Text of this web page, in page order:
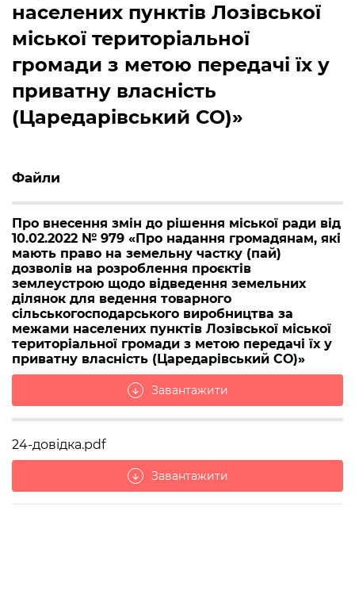
населених пунктів Лозівської
міської територіальної
громади з метою передачі їх у
приватну власність
(Царедарівський СО)»
Файли
Про внесення змін до рішення міської ради від
10.02.2022 № 979 «Про надання громадянам, які
мають право на земельну частку (пай)
дозволів на розроблення проєктів
землеустрою щодо відведення земельних
ділянок для ведення товарного
сільськогосподарського виробництва за
межами населених пунктів Лозівської міської
територіальної громади з метою передачі їх у
приватну власність (Царедарівський СО)»
arrow_downward Завантажити
24-довідка.pdf
arrow_downward Завантажити